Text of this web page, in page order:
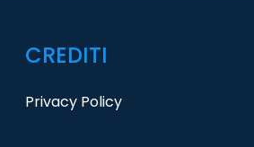
CREDITI
Privacy Policy